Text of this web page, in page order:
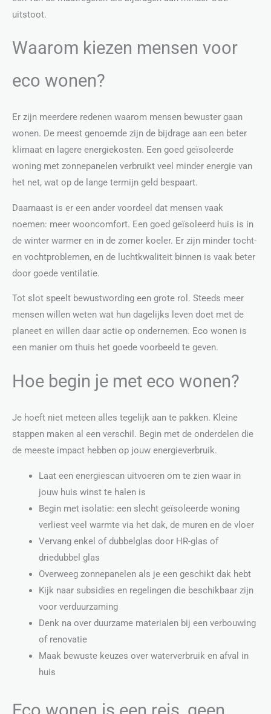
uitstoot.
Waarom kiezen mensen voor
eco wonen?
Er zijn meerdere redenen waarom mensen bewuster gaan
wonen. De meest genoemde zijn de bijdrage aan een beter
klimaat en lagere energiekosten. Een goed geïsoleerde
woning met zonnepanelen verbruikt veel minder energie van
het net, wat op de lange termijn geld bespaart.
Daarnaast is er een ander voordeel dat mensen vaak
noemen: meer wooncomfort. Een goed geïsoleerd huis is in
de winter warmer en in de zomer koeler. Er zijn minder tocht-
en vochtproblemen, en de luchtkwaliteit binnen is vaak beter
door goede ventilatie.
Tot slot speelt bewustwording een grote rol. Steeds meer
mensen willen weten wat hun dagelijks leven doet met de
planeet en willen daar actie op ondernemen. Eco wonen is
een manier om thuis het goede voorbeeld te geven.
Hoe begin je met eco wonen?
Je hoeft niet meteen alles tegelijk aan te pakken. Kleine
stappen maken al een verschil. Begin met de onderdelen die
de meeste impact hebben op jouw energieverbruik.
Laat een energiescan uitvoeren om te zien waar in
jouw huis winst te halen is
Begin met isolatie: een slecht geïsoleerde woning
verliest veel warmte via het dak, de muren en de vloer
Vervang enkel of dubbelglas door HR-glas of
driedubbel glas
Overweeg zonnepanelen als je een geschikt dak hebt
Kijk naar subsidies en regelingen die beschikbaar zijn
voor verduurzaming
Denk na over duurzame materialen bij een verbouwing
of renovatie
Maak bewuste keuzes over waterverbruik en afval in
huis